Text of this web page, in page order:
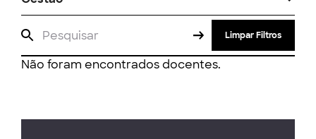
Limpar Filtros
Não foram encontrados docentes.